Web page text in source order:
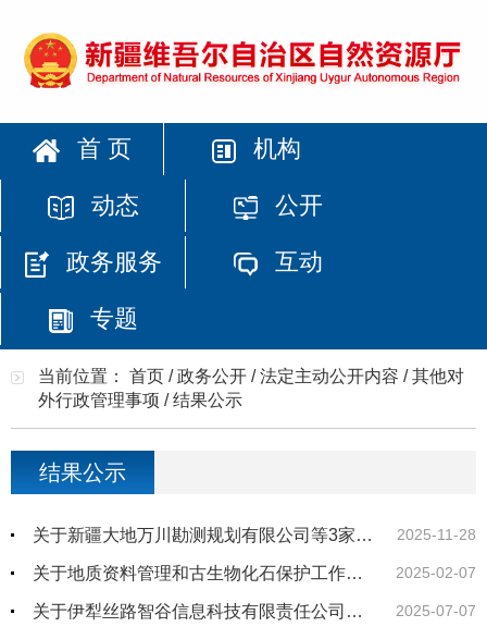
首 页 机构
动态 公开
政务服务 互动
专题
当前位置： 首页 /政务公开 /法定主动公开内容 /其他对
外行政管理事项 /结果公示
结果公示
2025-11-28
关于新疆大地万川勘测规划有限公司等3家单位测绘资质审查结果的公告
2025-02-07
关于地质资料管理和古生物化石保护工作行政奖励情况的公告
2025-07-07
关于伊犁丝路智谷信息科技有限责任公司等4家单位测绘资质审查结果的公告